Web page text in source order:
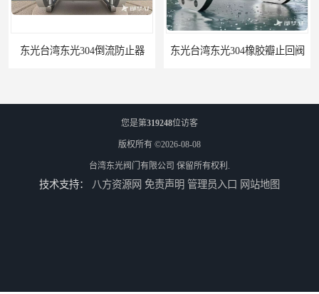
东光台湾东光304倒流防止器 东光台湾东光304橡胶瓣止回阀
您是第319248位访客
版权所有 ©2026-08-08
台湾东光阀门有限公司 保留所有权利.
技术支持： 八方资源网 免责声明 管理员入口 网站地图